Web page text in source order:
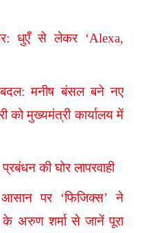
धुएँ से लेकर ‘Alexa,
मनीष बंसल बने नए
को मुख्यमंत्री कार्यालय में
की घोर लापरवाही
पर ‘फिजिक्स’ ने
अरुण शर्मा से जानें पूरा